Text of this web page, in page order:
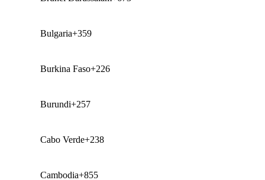
Bulgaria+359
Burkina Faso+226
Burundi+257
Cabo Verde+238
Cambodia+855